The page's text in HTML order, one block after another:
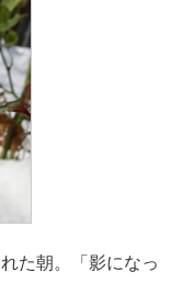
た朝。「影になっ